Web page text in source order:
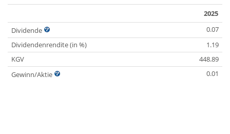
2025
Dividende
0.07
Dividendenrendite (in %)
1.19
KGV
448.89
Gewinn/Aktie
0.01